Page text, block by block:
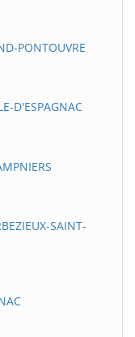
PONTOUVRE
D'ESPAGNAC
SAINT-